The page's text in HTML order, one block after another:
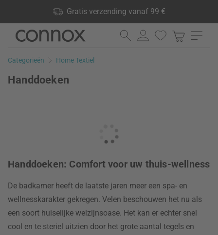
Gratis verzending vanaf 99 €
producten op voorraad, 60 dagen retourrecht
Ga
pagina-
Ga
zoeken
Categorieën Home Textiel
Handdoeken
Handdoeken: Comfort voor uw thuis-wellness
De badkamer heeft de laatste jaren meer een spa- en
wellnesskarakter gekregen. Velen beschouwen het nu als
een soort huiselijke welzijnsoase. Het kan er echter snel
cool en te steriel uitzien door het grote aantal tegels en